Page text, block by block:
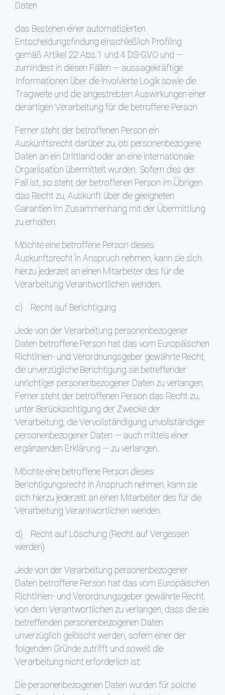
Daten
das Bestehen einer automatisierten
Entscheidungsfindung einschließlich Profiling
gemäß Artikel 22 Abs.1 und 4 DS-GVO und —
zumindest in diesen Fällen — aussagekräftige
Informationen über die involvierte Logik sowie die
Tragweite und die angestrebten Auswirkungen einer
derartigen Verarbeitung für die betroffene Person
Ferner steht der betroffenen Person ein
Auskunftsrecht darüber zu, ob personenbezogene
Daten an ein Drittland oder an eine internationale
Organisation übermittelt wurden. Sofern dies der
Fall ist, so steht der betroffenen Person im Übrigen
das Recht zu, Auskunft über die geeigneten
Garantien im Zusammenhang mit der Übermittlung
zu erhalten.
Möchte eine betroffene Person dieses
Auskunftsrecht in Anspruch nehmen, kann sie sich
hierzu jederzeit an einen Mitarbeiter des für die
Verarbeitung Verantwortlichen wenden.
c) Recht auf Berichtigung
Jede von der Verarbeitung personenbezogener
Daten betroffene Person hat das vom Europäischen
Richtlinien- und Verordnungsgeber gewährte Recht,
die unverzügliche Berichtigung sie betreffender
unrichtiger personenbezogener Daten zu verlangen.
Ferner steht der betroffenen Person das Recht zu,
unter Berücksichtigung der Zwecke der
Verarbeitung, die Vervollständigung unvollständiger
personenbezogener Daten — auch mittels einer
ergänzenden Erklärung — zu verlangen.
Möchte eine betroffene Person dieses
Berichtigungsrecht in Anspruch nehmen, kann sie
sich hierzu jederzeit an einen Mitarbeiter des für die
Verarbeitung Verantwortlichen wenden.
d) Recht auf Löschung (Recht auf Vergessen
werden)
Jede von der Verarbeitung personenbezogener
Daten betroffene Person hat das vom Europäischen
Richtlinien- und Verordnungsgeber gewährte Recht,
von dem Verantwortlichen zu verlangen, dass die sie
betreffenden personenbezogenen Daten
unverzüglich gelöscht werden, sofern einer der
folgenden Gründe zutrifft und soweit die
Verarbeitung nicht erforderlich ist:
Die personenbezogenen Daten wurden für solche